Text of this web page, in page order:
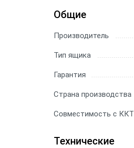
Общие
Производитель
Тип ящика
Гарантия
Страна производства
Совместимость с ККТ
Технические